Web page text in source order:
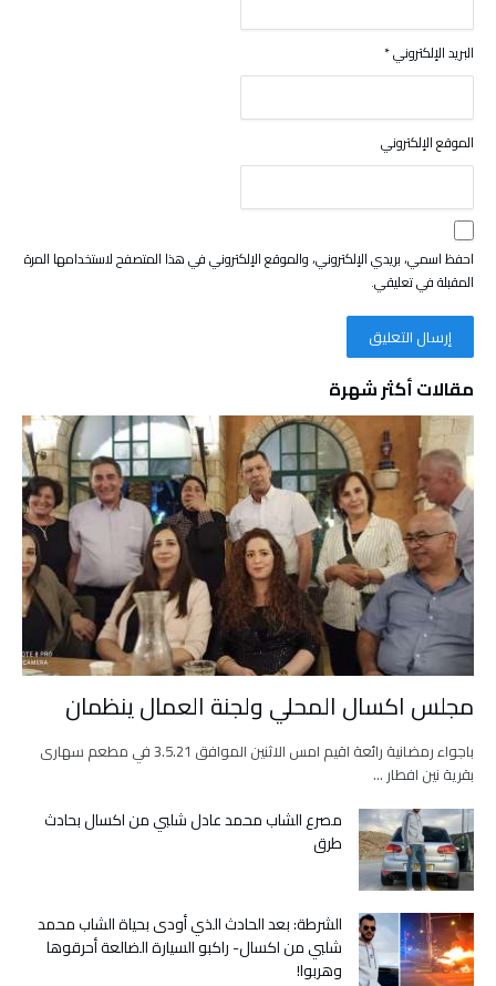
البريد الإلكتروني*
الموقع الإلكتروني
احفظ اسمي، بريدي الإلكتروني، والموقع الإلكتروني في هذا المتصفح لاستخدامها المرة
المقبلة في تعليقي.
مقالات أكثر شهرة
مجلس اكسال المحلي ولجنة العمال ينظمان
باجواء رمضانية رائعة اقيم امس الاثنين الموافق 3.5.21 في مطعم سهارى
بقرية نين افطار …
مصرع الشاب محمد عادل شلبي من اكسال بحادث
طرق
الشرطة: بعد الحادث الذي أودى بحياة الشاب محمد
شلبي من اكسال- راكبو السيارة الضالعة أحرقوها
وهربوا!